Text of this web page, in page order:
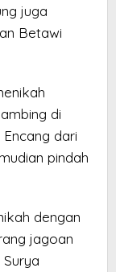
juga
Betawi
di
dari
pindah
dengan
jagoan